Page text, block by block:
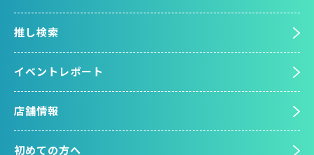
推し検索
イベントレポート
店舗情報
初めての方へ